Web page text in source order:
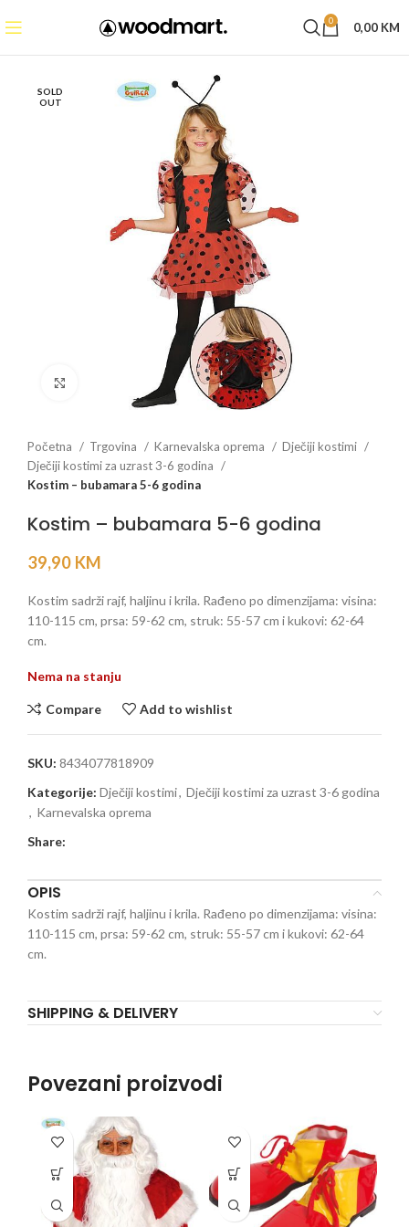
0 0,00 KM
SOLD
OUT
Click to enlarge
Početna Trgovina Karnevalska oprema
Dječiji kostimi
Dječiji kostimi za uzrast 3-6 godina
Kostim – bubamara 5-6 godina
Kostim – bubamara 5-6 godina
39,90 KM
Kostim sadrži rajf, haljinu i krila. Rađeno po dimenzijama: visina:
110-115 cm, prsa: 59-62 cm, struk: 55-57 cm i kukovi: 62-64
cm.
Nema na stanju
Compare Add to wishlist
SKU: 8434077818909
Kategorije: Dječiji kostimi, Dječiji kostimi za uzrast 3-6 godina
, Karnevalska oprema
Share:
OPIS
Kostim sadrži rajf, haljinu i krila. Rađeno po dimenzijama: visina:
110-115 cm, prsa: 59-62 cm, struk: 55-57 cm i kukovi: 62-64
cm.
SHIPPING & DELIVERY
Povezani proizvodi